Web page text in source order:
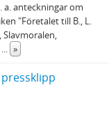
a. anteckningar om
"Företalet till B., L.
Slavmoralen,
... »